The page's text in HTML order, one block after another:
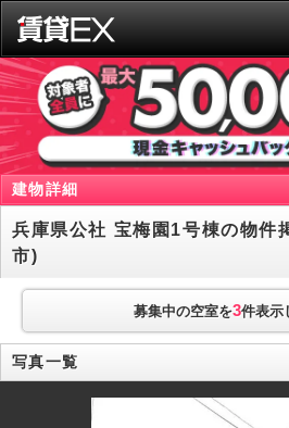
建物詳細
兵庫県公社 宝梅園1号棟の物件
市)
募集中の空室を3件表示
写真一覧